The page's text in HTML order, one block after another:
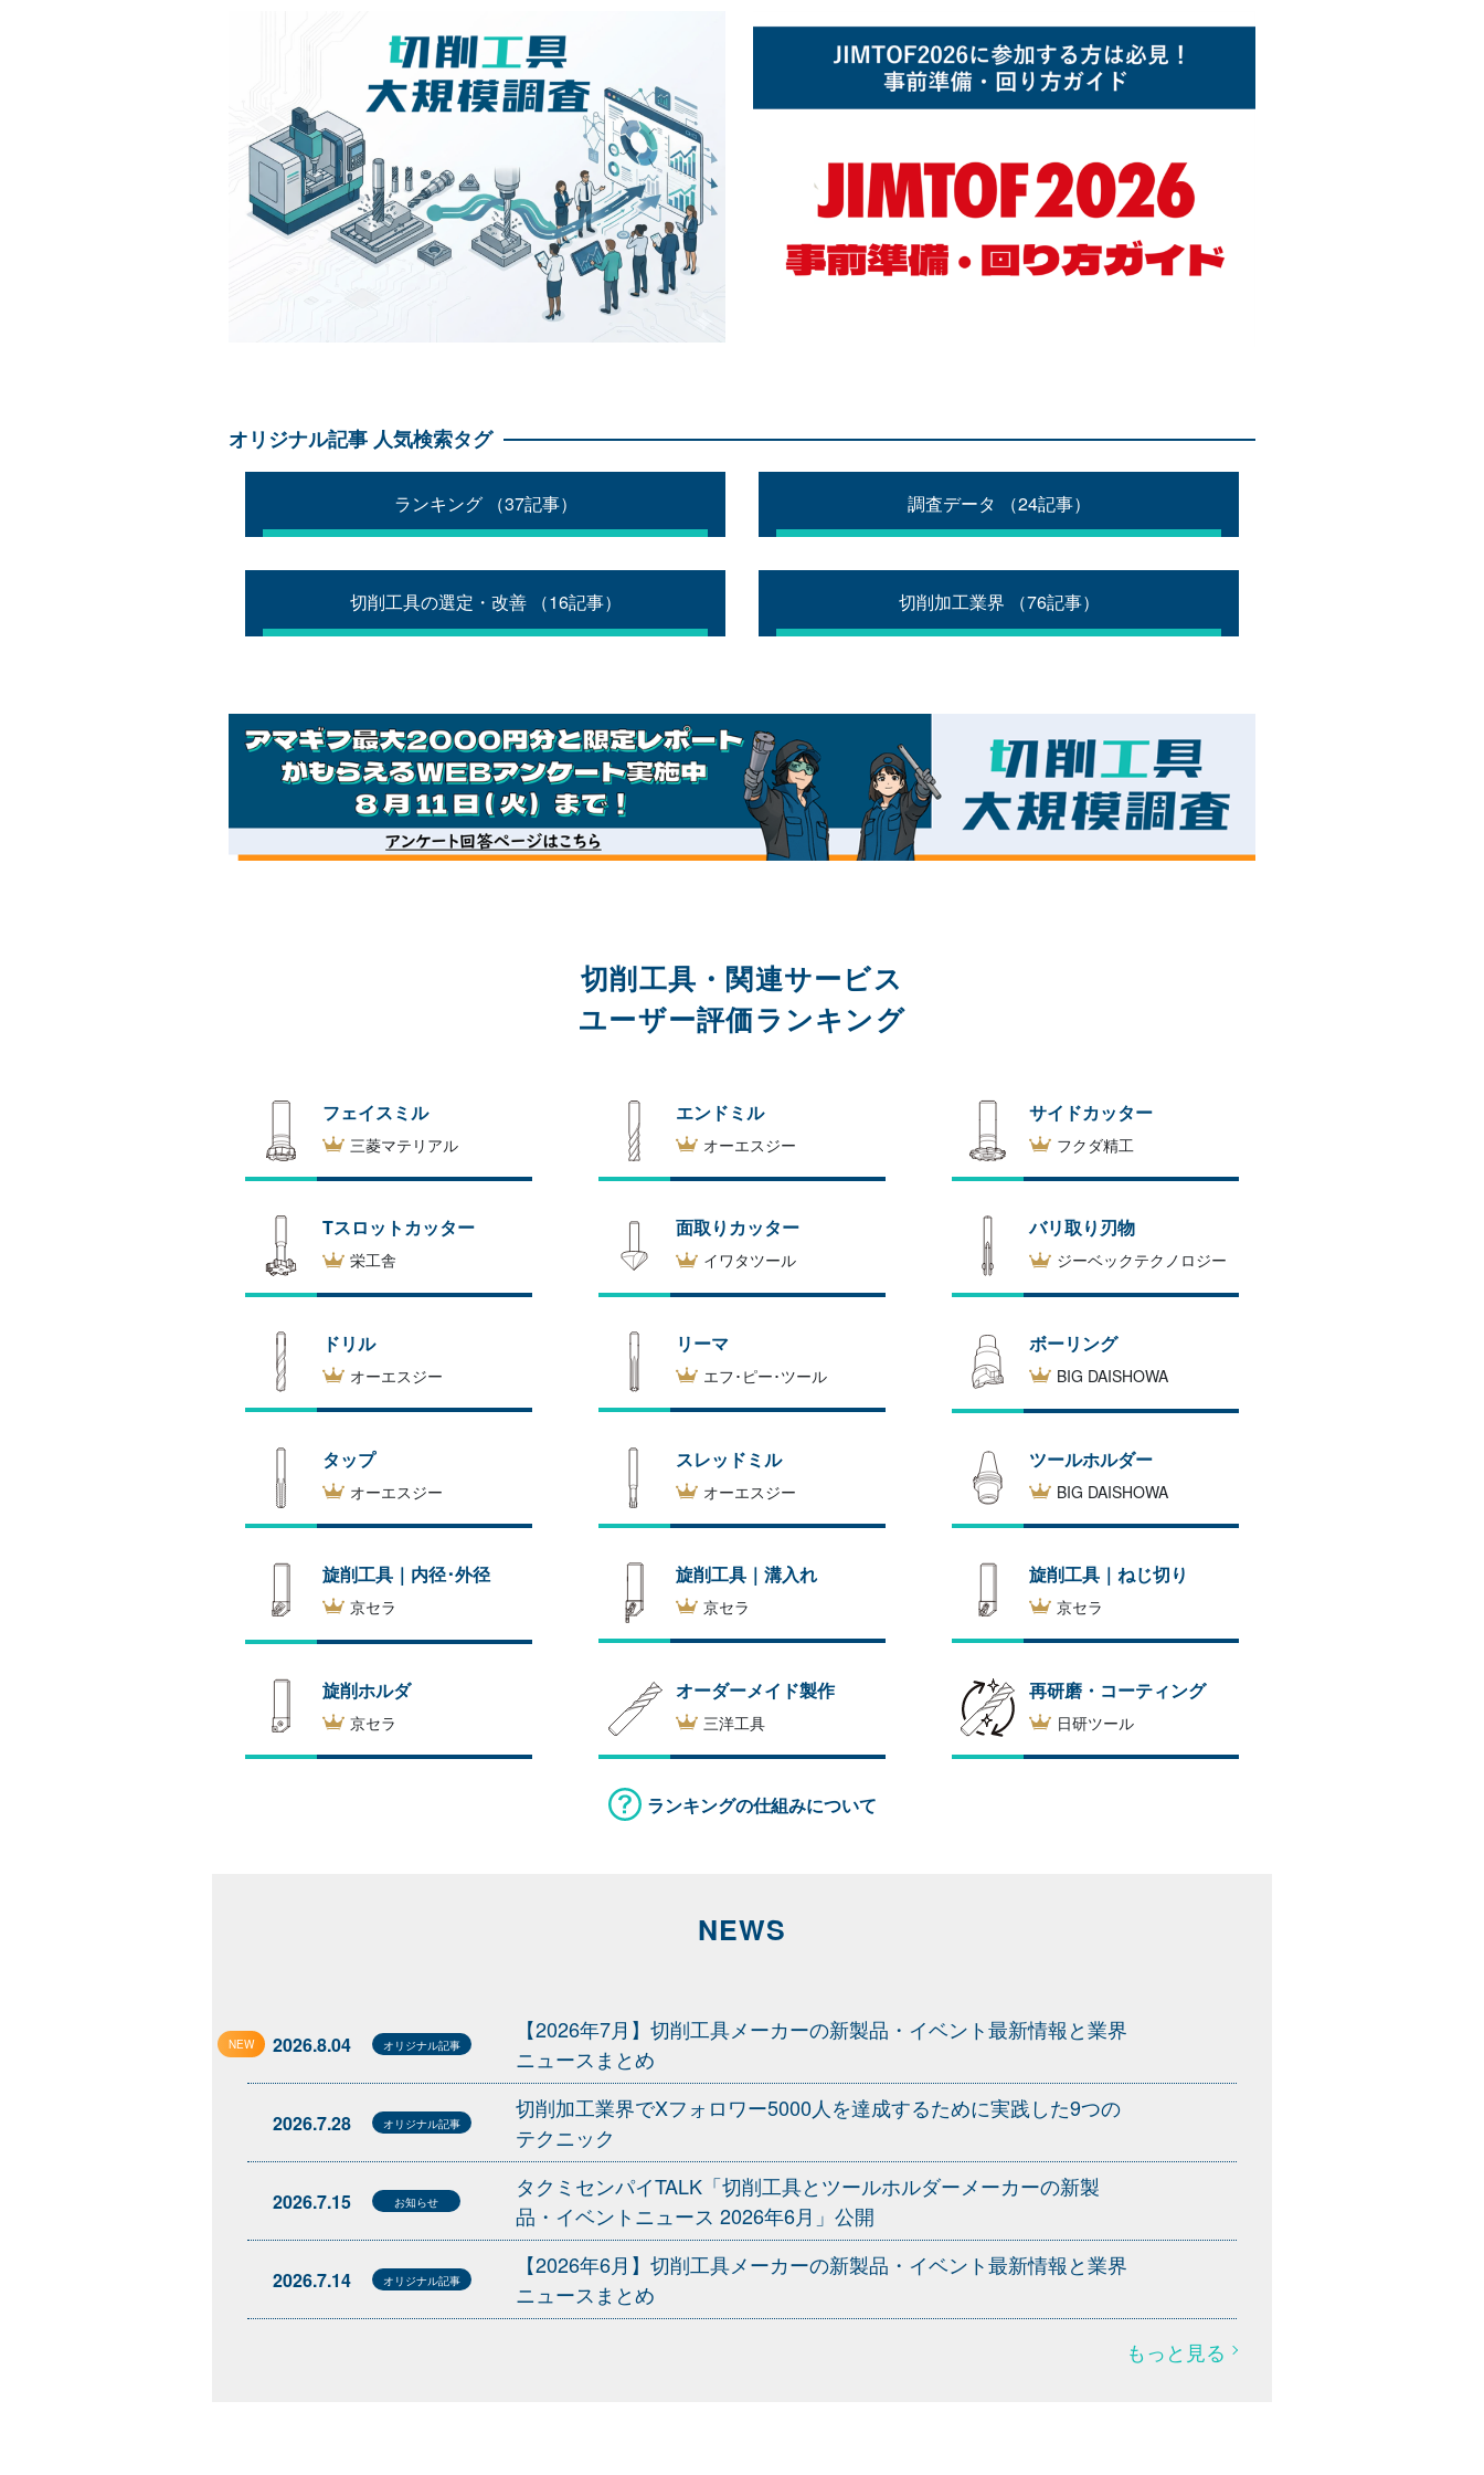
オリジナル記事 人気検索タグ
ランキング （37記事） 調査データ （24記事）
切削工具の選定・改善 （16記事） 切削加工業界 （76記事）
切削工具・関連サービス
ユーザー評価ランキング
フェイスミル
三菱マテリアル
エンドミル
オーエスジー
サイドカッター
フクダ精工
Tスロットカッター
栄工舎
面取りカッター
イワタツール
バリ取り刃物
ジーベックテクノロジー
ドリル
オーエスジー
リーマ
エフ･ピー･ツール
ボーリング
BIG DAISHOWA
タップ
オーエスジー
スレッドミル
オーエスジー
ツールホルダー
BIG DAISHOWA
旋削工具｜内径･外径
京セラ
旋削工具｜溝入れ
京セラ
旋削工具｜ねじ切り
京セラ
旋削ホルダ
京セラ
オーダーメイド製作
三洋工具
再研磨・コーティング
日研ツール
ランキングの仕組みについて
NEWS
2026.8.04 オリジナル記事
NEW
【2026年7月】切削工具メーカーの新製品・イベント最新情報と業界
ニュースまとめ
2026.7.28 オリジナル記事
切削加工業界でXフォロワー5000人を達成するために実践した9つの
テクニック
2026.7.15 お知らせ
タクミセンパイTALK「切削工具とツールホルダーメーカーの新製
品・イベントニュース 2026年6月」公開
2026.7.14 オリジナル記事
【2026年6月】切削工具メーカーの新製品・イベント最新情報と業界
ニュースまとめ
もっと見る